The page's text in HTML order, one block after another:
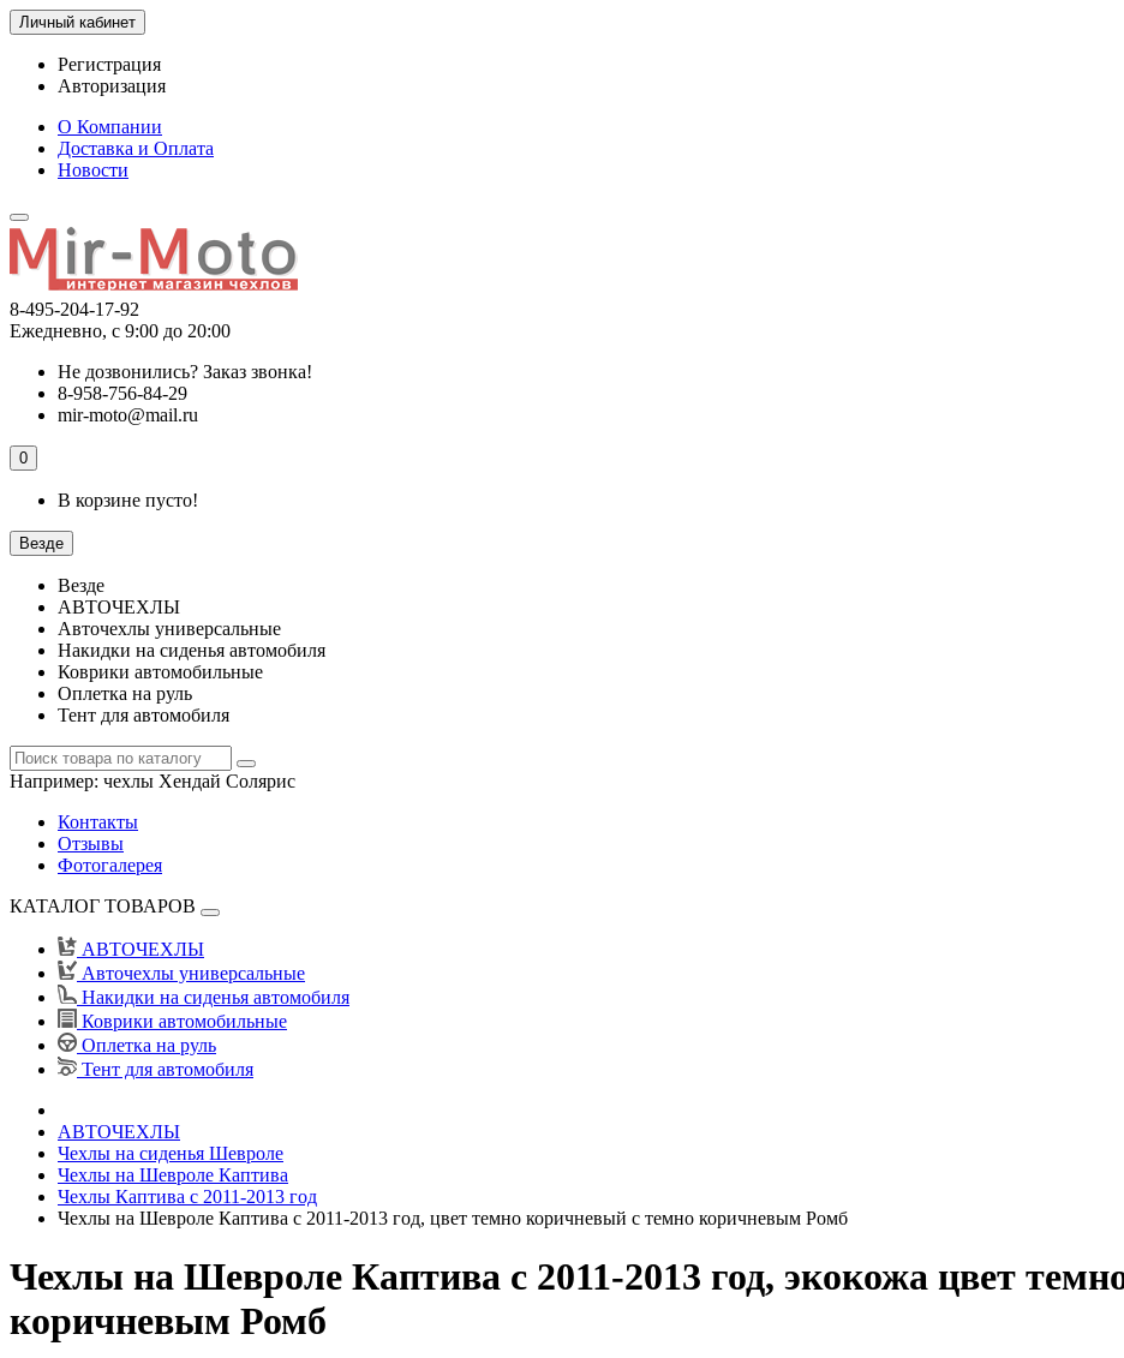
Личный кабинет
Регистрация
Авторизация
О Компании
Доставка и Оплата
Новости
8-495-204-17-92
Ежедневно, с 9:00 до 20:00
Не дозвонились? Заказ звонка!
8-958-756-84-29
mir-moto@mail.ru
0
В корзине пусто!
Везде
Везде
АВТОЧЕХЛЫ
Авточехлы универсальные
Накидки на сиденья автомобиля
Коврики автомобильные
Оплетка на руль
Тент для автомобиля
Например: чехлы Хендай Солярис
Контакты
Отзывы
Фотогалерея
КАТАЛОГ ТОВАРОВ
АВТОЧЕХЛЫ
Авточехлы универсальные
Накидки на сиденья автомобиля
Коврики автомобильные
Оплетка на руль
Тент для автомобиля
АВТОЧЕХЛЫ
Чехлы на сиденья Шевроле
Чехлы на Шевроле Каптива
Чехлы Каптива с 2011-2013 год
Чехлы на Шевроле Каптива с 2011-2013 год, цвет темно коричневый с темно коричневым Ромб
Чехлы на Шевроле Каптива с 2011-2013 год, экокожа цвет
коричневым Ромб